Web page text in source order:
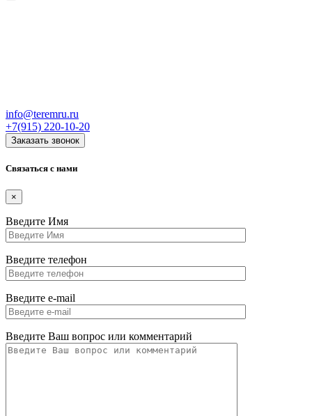
info@teremru.ru
+7(915) 220-10-20
Заказать звонок
Связаться с нами
×
Введите Имя
Введите телефон
Введите e-mail
Введите Ваш вопрос или комментарий